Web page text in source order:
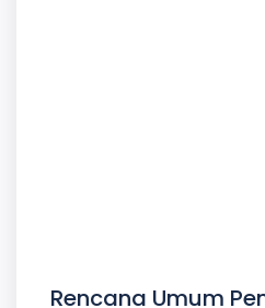
Rencana Umum